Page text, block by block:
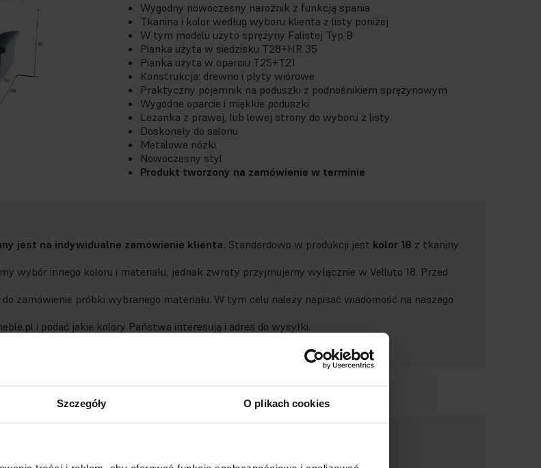
Szczegóły O plikach cookies
Wygodny nowoczesny narożnik z funkcją spania
Tkanina i kolor według wyboru klienta z listy poniżej
W tym modelu użyto sprężyny Falistej Typ B
Pianka użyta w siedzisku T28+HR 35
Pianka użyta w oparciu T25+T21
Konstrukcja: drewno i płyty wiórowe
Praktyczny pojemnik na poduszki z podnośnikiem sprężynowym
Wygodne oparcie i miękkie poduszki
Leżanka z prawej, lub lewej strony do wyboru z listy
Doskonały do salonu
Metalowe nóżki
Nowoczesny styl
Produkt tworzony na zamówienie w terminie
jest na indywidualne zamówienie klienta. Standardowo w produkcji jest kolor 18 z tkaniny
wybór innego koloru i materiału, jednak zwroty przyjmujemy wyłącznie w Velluto 18. Przed
zamówienie próbki wybranego materiału. W tym celu należy napisać wiadomość na naszego
i podać jakie kolory Państwa interesują i adres do wysyłki.